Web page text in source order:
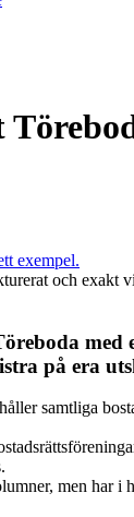
exempel.
och exakt
med
på era
samtliga
men har i